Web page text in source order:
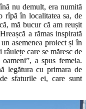
nu demult, era numită
rîpă în localitatea sa, de
mă bucur că am reușit
a rămas inspirată
asemenea proiect și în
care se măresc de
a spus femeia.
legătura cu primara de
sfaturile ei, care sunt